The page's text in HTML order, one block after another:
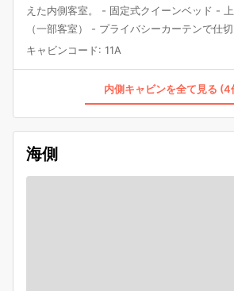
えた内側客室。 - 固定式クイーンベッド -
（一部客室） - プライバシーカーテンで仕
キャビンコード: 11A
内側キャビンを全て見る (4
海側